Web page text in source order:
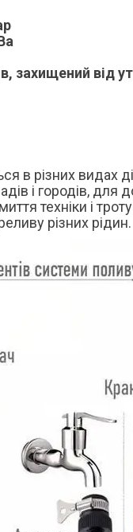
захищений від
в різних видах
і городів,
техніки і
різних рідин.